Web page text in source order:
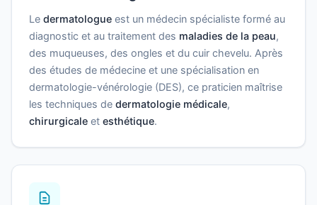
Le dermatologue est un médecin spécialiste formé au
diagnostic et au traitement des maladies de la peau,
des muqueuses, des ongles et du cuir chevelu. Après
des études de médecine et une spécialisation en
dermatologie-vénérologie (DES), ce praticien maîtrise
les techniques de dermatologie médicale,
chirurgicale et esthétique.